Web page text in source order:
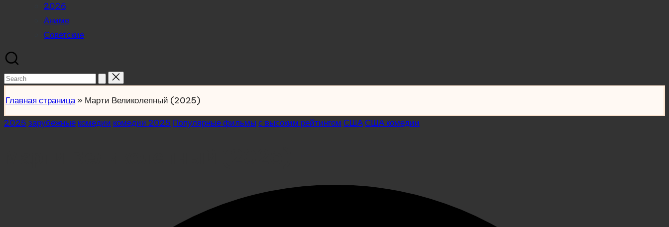
2026
Аниме
Советские
Search
Главная страница» Марти Великолепный (2025)
Posted
2025 зарубежные комедии комедии 2025 Популярные фильмы с высоким рейтингом США США комедии